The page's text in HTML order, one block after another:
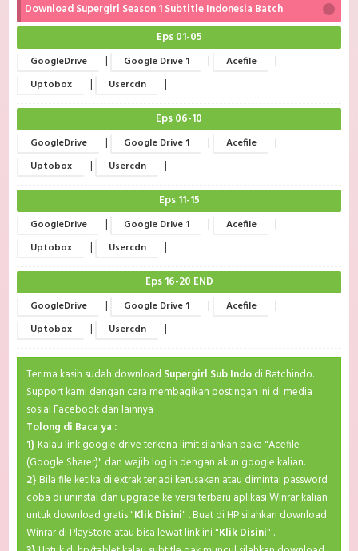
Download Supergirl Season 1 Subtitle Indonesia Batch
Eps 01-05
GoogleDrive | Google Drive 1 | Acefile |
Uptobox | Usercdn |
Eps 06-10
GoogleDrive | Google Drive 1 | Acefile |
Uptobox | Usercdn |
Eps 11-15
GoogleDrive | Google Drive 1 | Acefile |
Uptobox | Usercdn |
Eps 16-20 END
GoogleDrive | Google Drive 1 | Acefile |
Uptobox | Usercdn |
Terima kasih sudah download Supergirl Sub Indodi Batchindo.
Support kami dengan cara membagikan postingan ini di media
sosial Facebook dan lainnya
Tolong di Baca ya :
1} Kalau link google drive terkena limit silahkan paka "Acefile
(Google Sharer)" dan wajib log in dengan akun google kalian.
2} Bila file ketika di extrak terjadi kerusakan atau dimintai password
coba di uninstal dan upgrade ke versi terbaru aplikasi Winrar kalian
untuk download gratis "Klik Disini" . Buat di HP silahkan download
Winrar di PlayStore atau bisa lewat link ini "Klik Disini" .